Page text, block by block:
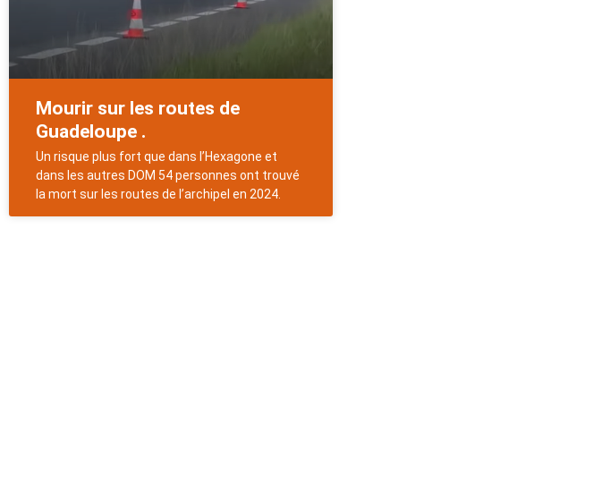
Mourir sur les routes de
Guadeloupe .
Un risque plus fort que dans l’Hexagone et
dans les autres DOM 54 personnes ont trouvé
la mort sur les routes de l’archipel en 2024.